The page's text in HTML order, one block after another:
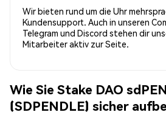
Wir bieten rund um die Uhr
Kundensupport. Auch in unseren
Telegram und Discord stehen dir
Mitarbeiter aktiv zur Seite.
Wie Sie Stake DAO
(SDPENDLE) sicher